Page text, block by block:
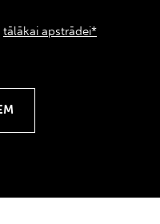
tālākai apstrādei*